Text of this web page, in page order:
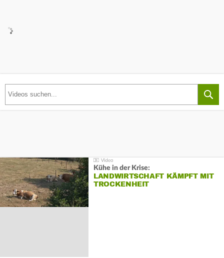
Kühe in der Krise:
LANDWIRTSCHAFT KÄMPFT MIT
TROCKENHEIT